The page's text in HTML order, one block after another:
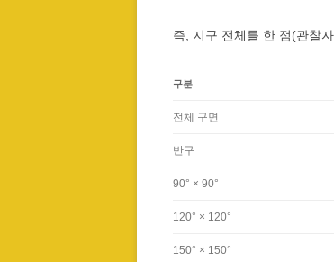
즉, 지구 전체를 한 점(관찰
구분
전체 구면
반구
90° × 90°
120° × 120°
150° × 150°